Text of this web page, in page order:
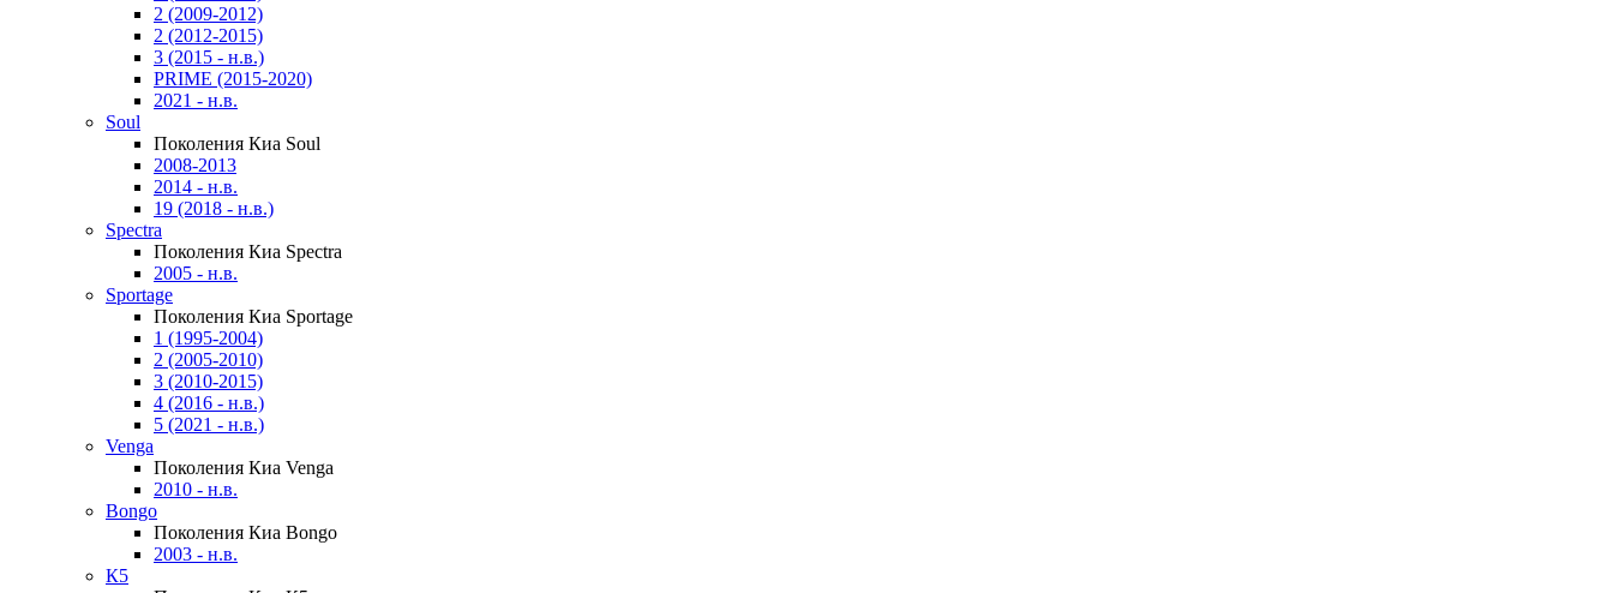
2 (2009-2012)
2 (2012-2015)
3 (2015 - н.в.)
PRIME (2015-2020)
2021 - н.в.
Soul
Поколения Киа Soul
2008-2013
2014 - н.в.
19 (2018 - н.в.)
Spectra
Поколения Киа Spectra
2005 - н.в.
Sportage
Поколения Киа Sportage
1 (1995-2004)
2 (2005-2010)
3 (2010-2015)
4 (2016 - н.в.)
5 (2021 - н.в.)
Venga
Поколения Киа Venga
2010 - н.в.
Bongo
Поколения Киа Bongo
2003 - н.в.
К5